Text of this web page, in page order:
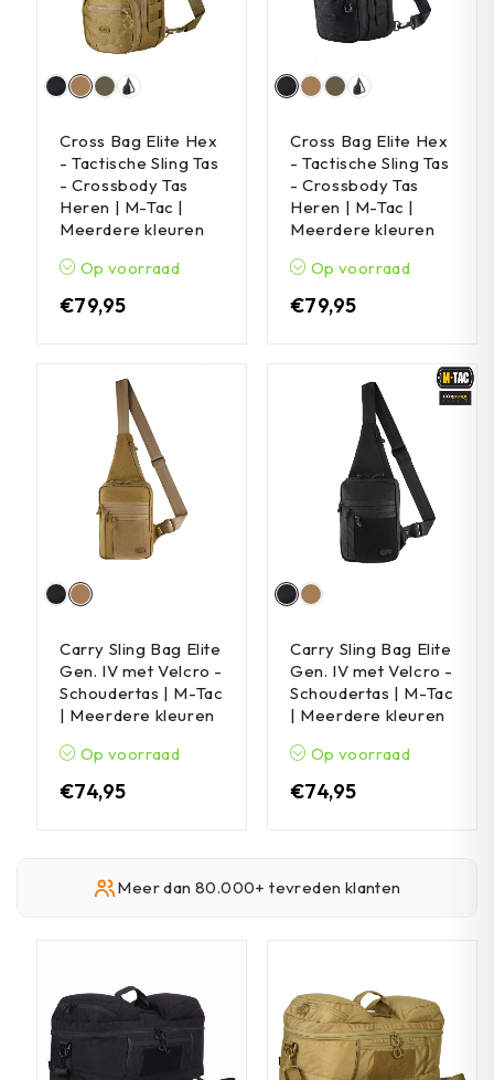
Cross Bag Elite Hex
- Tactische Sling Tas
- Crossbody Tas
Heren | M-Tac |
Meerdere kleuren
Op voorraad
€79,95
Cross Bag Elite Hex
- Tactische Sling Tas
- Crossbody Tas
Heren | M-Tac |
Meerdere kleuren
Op voorraad
€79,95
Carry Sling Bag Elite
Gen. IV met Velcro -
Schoudertas | M-Tac
| Meerdere kleuren
Op voorraad
€74,95
Carry Sling Bag Elite
Gen. IV met Velcro -
Schoudertas | M-Tac
| Meerdere kleuren
Op voorraad
€74,95
Meer dan 80.000+ tevreden klanten